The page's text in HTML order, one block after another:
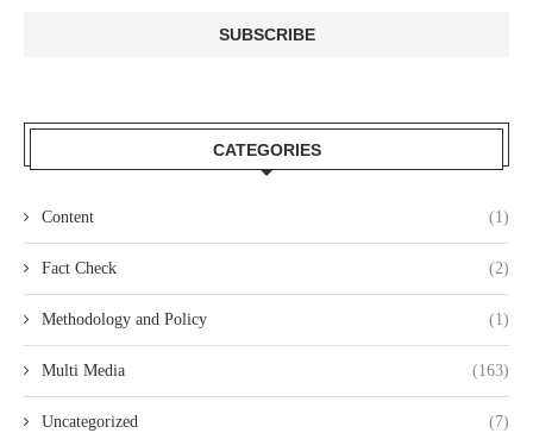
CATEGORIES
Content (1)
Fact Check (2)
Methodology and Policy (1)
Multi Media (163)
Uncategorized (7)